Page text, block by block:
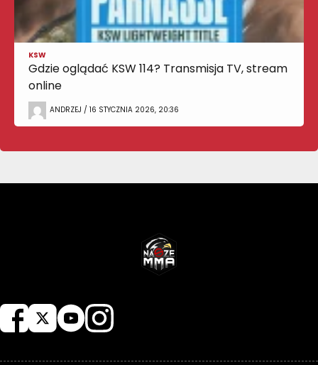
KSW
Gdzie oglądać KSW 114? Transmisja TV, stream
online
ANDRZEJ / 16 STYCZNIA 2026, 20:36